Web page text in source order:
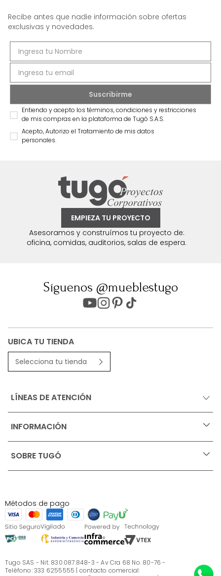
Recibe antes que nadie información sobre ofertas
exclusivas y novedades.
Entiendo y acepto los términos, condiciones y restricciones
de mis compras en la plataforma de Tugó S.A.S.
Acepto, Autorizo el Tratamiento de mis datos
personales.
EMPIEZA TU PROYECTO
Asesoramos y construímos tu proyecto de:
oficina, comidas, auditorios, salas de espera.
Síguenos @mueblestugo
UBICA TU TIENDA
Selecciona tu tienda
LÍNEAS DE ATENCIÓN
INFORMACIÓN +
Ofertas vigentes
Términos, condiciones y restricciones para productos
S.A.S
Términos, condiciones y restricciones Tugó S.A.S
Instructivo cuidado de muebles
Sé parte de Tugó
¿Quiénes somos?
Servicio al cliente
SOBRE TUGÓ +
¿Quieres vender en Tugó?
Métodos de pago
Tugo SAS - Nit. 830.087.848-3 - Av Cra 68 No. 80-76 -
Teléfono: 333 6255555 | contacto comercial: